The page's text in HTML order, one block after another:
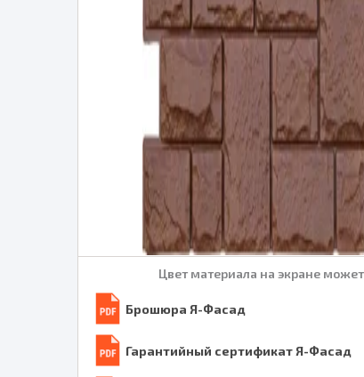
Цвет материала на экране
Брошюра Я-Фасад
Гарантийный сертификат Я-Фасад